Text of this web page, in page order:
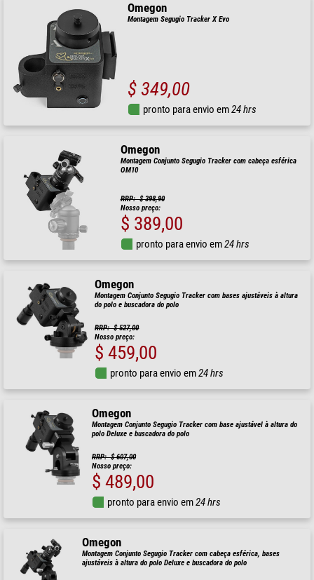
Omegon
Montagem Segugio Tracker X Evo
$ 349,00
pronto para envio em24 hrs
Omegon
Montagem Conjunto Segugio Tracker com cabeça esférica
OM10
RRP: $ 398,90
Nosso preço:
$ 389,00
pronto para envio em24 hrs
Omegon
Montagem Conjunto Segugio Tracker com bases ajustáveis à altura
do polo e buscadora do polo
RRP: $ 527,00
Nosso preço:
$ 459,00
pronto para envio em24 hrs
Omegon
Montagem Conjunto Segugio Tracker com base ajustável à altura do
polo Deluxe e buscadora do polo
RRP: $ 607,00
Nosso preço:
$ 489,00
pronto para envio em24 hrs
Omegon
Montagem Conjunto Segugio Tracker com cabeça esférica, bases
ajustáveis à altura do polo Deluxe e buscadora do polo